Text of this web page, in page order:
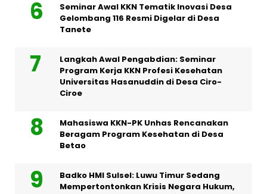
Seminar Awal KKN Tematik Inovasi Desa
Gelombang 116 Resmi Digelar di Desa
Tanete
Langkah Awal Pengabdian: Seminar
Program Kerja KKN Profesi Kesehatan
Universitas Hasanuddin di Desa Ciro-
Ciroe
Mahasiswa KKN-PK Unhas Rencanakan
Beragam Program Kesehatan di Desa
Betao
Badko HMI Sulsel: Luwu Timur Sedang
Mempertontonkan Krisis Negara Hukum,